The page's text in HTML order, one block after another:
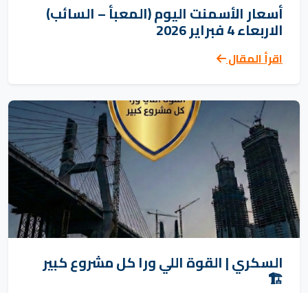
أسعار الأسمنت اليوم (المعبأ – السائب)
الاربعاء 4 فبراير 2026
اقرأ المقال
السكري | القوة اللي ورا كل مشروع كبير
🏗️